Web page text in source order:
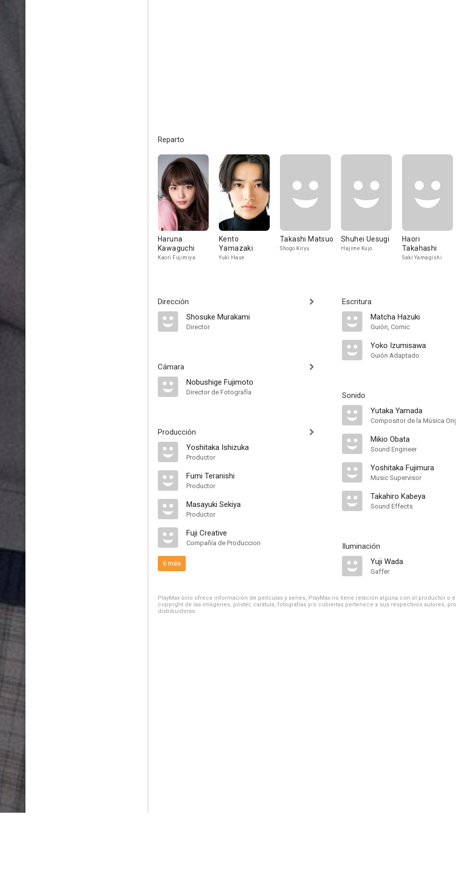
Reparto
Haruna
Kawaguchi
Kaori Fujimiya
Kento
Yamazaki
Yuki Hase
Takashi Matsuo
Shogo Kiryu
Shuhei Uesugi
Hajime Kujo
Haori
Takahashi
Saki Yamagishi
Dirección
Shosuke Murakami
Director
Cámara
Nobushige Fujimoto
Director de Fotografía
Producción
Yoshitaka Ishizuka
Productor
Fumi Teranishi
Productor
Masayuki Sekiya
Productor
Fuji Creative
Compañía de Produccion
6 más
Escritura
Matcha Hazuki
Guión, Comic
Yoko Izumisawa
Guión Adaptado
Sonido
Yutaka Yamada
Compositor de la Música
Mikio Obata
Sound Engineer
Yoshitaka Fujimura
Music Supervisor
Takahiro Kabeya
Sound Effects
Iluminación
Yuji Wada
Gaffer
PlayMax solo ofrece información de películas y series, PlayMax no tiene relación alguna con el productor o
copyright de las imágenes, póster, carátula, fotografías y/o cubiertas pertenece a sus respectivos autores,
distribuidoras.